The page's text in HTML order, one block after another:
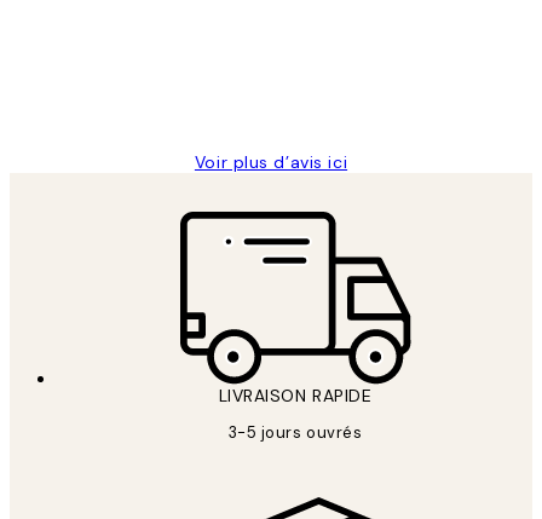
Voir plus d’avis ici
LIVRAISON RAPIDE
3-5 jours ouvrés